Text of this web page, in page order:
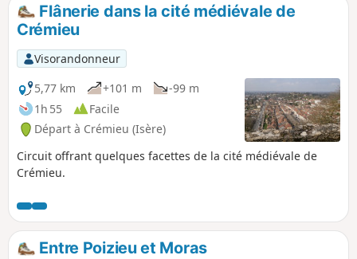
Flânerie dans la cité médiévale de
Crémieu
Visorandonneur
5,77 km
+101 m
-99 m
1h 55
Facile
Départ à Crémieu (Isère)
Circuit offrant quelques facettes de la cité médiévale de
Crémieu.
Entre Poizieu et Moras